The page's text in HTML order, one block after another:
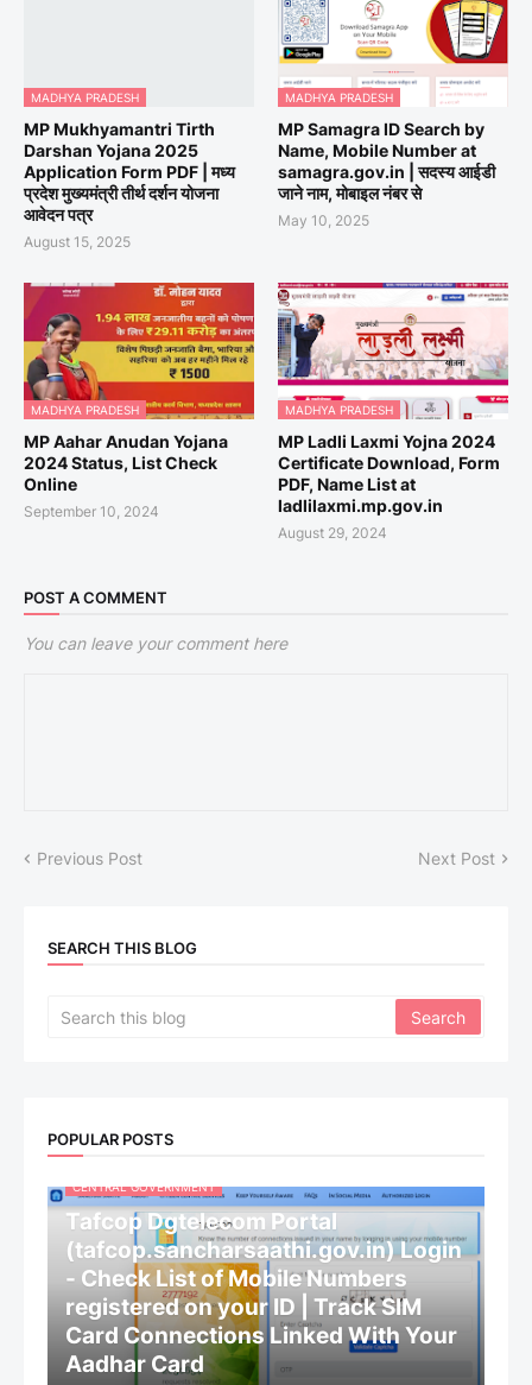
MADHYA PRADESH
MP Mukhyamantri Tirth
Darshan Yojana 2025
Application Form PDF | मध्य
प्रदेश मुख्यमंत्री तीर्थ दर्शन योजना
आवेदन पत्र
August 15, 2025
MADHYA PRADESH
MP Samagra ID Search by
Name, Mobile Number at
samagra.gov.in | सदस्य आईडी
जाने नाम, मोबाइल नंबर से
May 10, 2025
MADHYA PRADESH
MP Aahar Anudan Yojana
2024 Status, List Check
Online
September 10, 2024
MADHYA PRADESH
MP Ladli Laxmi Yojna 2024
Certificate Download, Form
PDF, Name List at
ladlilaxmi.mp.gov.in
August 29, 2024
POST A COMMENT
You can leave your comment here
Previous Post Next Post
SEARCH THIS BLOG
POPULAR POSTS
CENTRAL GOVERNMENT
Tafcop Dgtelecom Portal
(tafcop.sancharsaathi.gov.in) Login
- Check List of Mobile Numbers
registered on your ID | Track SIM
Card Connections Linked With Your
Aadhar Card